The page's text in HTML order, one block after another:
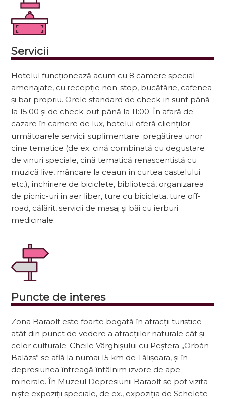
Servicii
Hotelul funcționează acum cu 8 camere special
amenajate, cu recepție non-stop, bucătărie, cafenea
și bar propriu. Orele standard de check-in sunt până
la 15:00 și de check-out până la 11:00. În afară de
cazare în camere de lux, hotelul oferă clienților
următoarele servicii suplimentare: pregătirea unor
cine tematice (de ex. cină combinată cu degustare
de vinuri speciale, cină tematică renascentistă cu
muzică live, mâncare la ceaun în curtea castelului
etc.), închiriere de biciclete, bibliotecă, organizarea
de picnic-uri în aer liber, ture cu bicicleta, ture off-
road, călărit, servicii de masaj și băi cu ierburi
medicinale.
Puncte de interes
Zona Baraolt este foarte bogată în atracții turistice
atât din punct de vedere a atracțiilor naturale cât și
celor culturale. Cheile Vârghișului cu Peștera „Orbán
Balázs” se află la numai 15 km de Tălișoara, și în
depresiunea întreagă întâlnim izvore de ape
minerale. În Muzeul Depresiunii Baraolt se pot vizita
niște expoziții speciale, de ex., expoziția de Schelete